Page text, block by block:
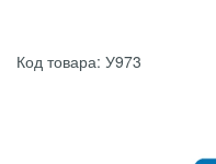
Код товара: У973